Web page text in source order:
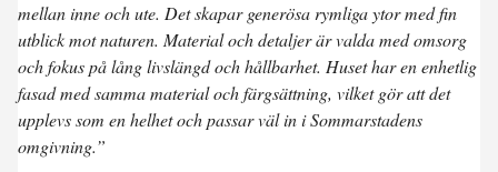
mellan inne och ute. Det skapar generösa rymliga ytor med fin
utblick mot naturen. Material och detaljer är valda med omsorg
och fokus på lång livslängd och hållbarhet. Huset har en enhetlig
fasad med samma material och färgsättning, vilket gör att det
upplevs som en helhet och passar väl in i Sommarstadens
omgivning.”